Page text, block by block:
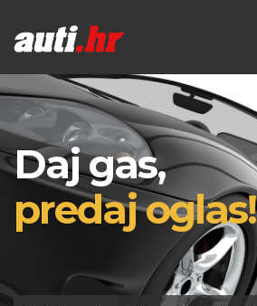
Daj gas,
predaj oglas!